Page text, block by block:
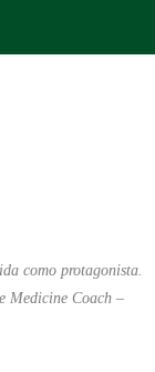
como protagonista.
Medicine Coach –